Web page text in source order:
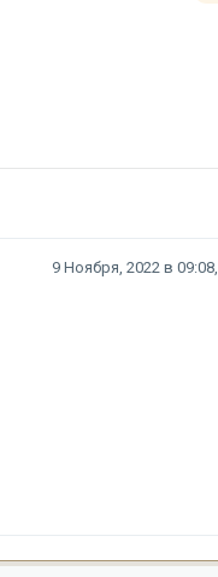
9 Ноября, 2022 в 09:08,